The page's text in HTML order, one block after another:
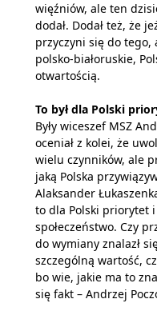
więźniów, ale ten
dodał. Dodał też, że
przyczyni się do tego,
polsko-białoruskie,
otwartością.
To był dla Polski
Były wiceszef MSZ
oceniał z kolei, że
wielu czynników, ale
jaką Polska
Alaksander
to dla Polski priorytet i
społeczeństwo. Czy
do wymiany znalazł
szczególną wartość,
bo wie, jakie ma to
się fakt – Andrzej